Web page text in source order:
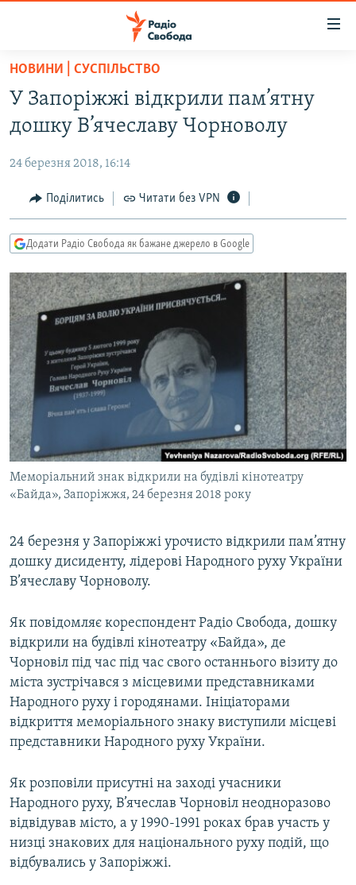
Перейти
основного
матеріалу
до
навігації
Перейти
до
ВСЕ ЗА ДОБУ
ПОЛІТИКА
ЕКОНОМІКА
КУЛЬТУРА
СПОРТ
УКРАЇНА
СВІТ
ВІЙНА
РОСІЙСЬКА «ФІЛЬТРАЦІЯ»
КРИМ.РЕАЛІЇ
ТИ ЯК?
СХЕМИ
КИТАЙ.ВИКЛИКИ
МУЛЬТИМЕДІА
ФОТО
СПЕЦПРОЄКТИ
ПОДКАСТИ
КРИМ РЕАЛІЇ
УКР
КТАТ
ДОЛУЧАЙСЯ!
Усі сайти RFE/RL
НОВИНИ | СУСПІЛЬСТВО
У Запоріжжі відкрили пам’ятну
дошку В’ячеславу Чорноволу
24 березня 2018, 16:14
Поділитись Читати без VPN
Додати Радіо Свобода як бажане джерело в Google
Меморіальний знак відкрили на будівлі кінотеатру
«Байда», Запоріжжя, 24 березня 2018 року
24 березня у Запоріжжі урочисто відкрили пам’ятну
дошку дисиденту, лідерові Народного руху України
В’ячеславу Чорноволу.
Як повідомляє кореспондент Радіо Свобода, дошку
відкрили на будівлі кінотеатру «Байда», де
Чорновіл під час під час свого останнього візиту до
міста зустрічався з місцевими представниками
Народного руху і городянами. Ініціаторами
відкриття меморіального знаку виступили місцеві
представники Народного руху України.
Як розповіли присутні на заході учасники
Народного руху, В’ячеслав Чорновіл неодноразово
відвідував місто, а у 1990-1991 роках брав участь у
низці знакових для національного руху подій, що
відбувались у Запоріжжі.